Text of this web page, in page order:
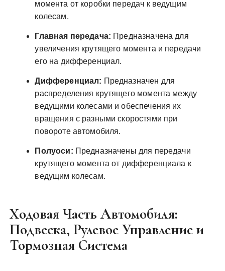
момента от коробки передач к ведущим
колесам.
Главная передача: Предназначена для
увеличения крутящего момента и передачи
его на дифференциал.
Дифференциал: Предназначен для
распределения крутящего момента между
ведущими колесами и обеспечения их
вращения с разными скоростями при
повороте автомобиля.
Полуоси: Предназначены для передачи
крутящего момента от дифференциала к
ведущим колесам.
Ходовая Часть Автомобиля:
Подвеска, Рулевое Управление и
Тормозная Система